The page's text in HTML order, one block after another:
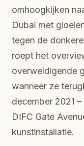
omhoogkijken
Dubai met
tegen de
roept het
overweldigende
wanneer ze
december 2021
DIFC Gate
kunstinstallatie.